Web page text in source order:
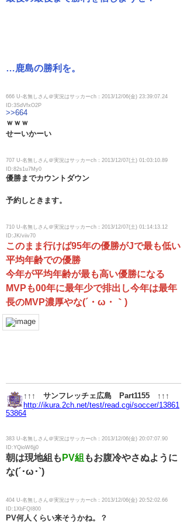
…鹿島の勝利を。
666 U-名無しさん＠実況はサッカーch：2013/12/06(金) 23:39:07.24
ID:3SdVfxO2P
>>664
ｗｗｗ
せーいかーい
707 U-名無しさん＠実況はサッカーch：2013/12/07(土) 01:03:10.89
ID:82s1u7My0
優勝までカウントダウン
予約しときます。
710 U-名無しさん＠実況はサッカーch：2013/12/07(土) 01:14:13.12
ID:JK/viiv70
このまま行けば95年の優勝がJで最も低い
平均年齢での優勝
今年が平均年齢が最も高い優勝になる
MVPも00年に最年少で排出し今年は最年
長のMVP濃厚やな(´・ω・｀)
↑↑↑ サンフレッチェ広島 Part1155 ↑↑↑
http://ikura.2ch.net/test/read.cgi/soccer/13861
53864
383 U-名無しさん＠実況はサッカーch：2013/12/06(金) 20:07:07.90
ID:YQioW6jj0
朝は現地組も PV組 もお腹冷やさぬように
な(´･ω･`)
404 U-名無しさん＠実況はサッカーch：2013/12/06(金) 20:52:02.66
ID:1XbFQI800
PV何人くらい来そうかね。？